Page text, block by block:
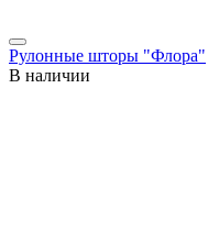
Рулонные шторы "Флора"
В наличии